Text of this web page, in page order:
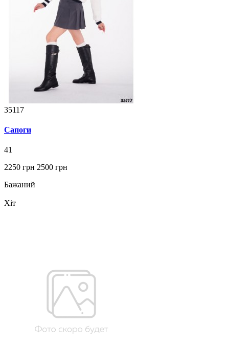
35117
Сапоги
41
2250 грн 2500 грн
Бажаний
Хіт